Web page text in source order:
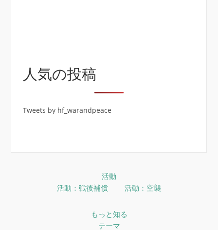
人気の投稿
Tweets by hf_warandpeace
活動
活動：戦後補償
活動：空襲
もっと知る
テーマ